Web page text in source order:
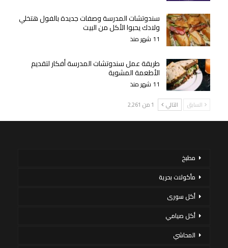
سندوتشات المدرسة وصفات جديدة بالفول هتخلي
ولادك يحبوا الأكل من البيت
11 شهر منذ
طريقة عمل سندوتشات المدرسة أفكار لتقديم
الأطعمة المشوية
11 شهر منذ
السابق التالي 1 من 2٬261
مطبخ
مأكولات بحرية
أكل سورى
أكل صيامي
المحاشي